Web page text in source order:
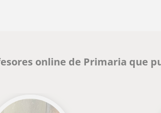
online de Primaria que